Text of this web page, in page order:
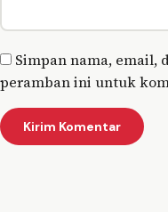
Simpan nama, email,
peramban ini untuk